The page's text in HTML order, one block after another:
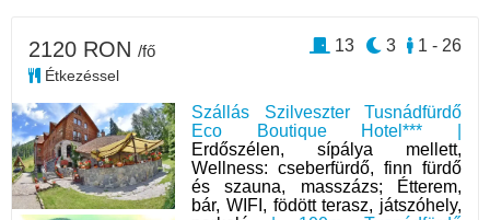
Szállás Szilveszter Tusnádfürdő
Eco Boutique Hotel*** |
Erdőszélen, sípálya mellett,
Wellness: cseberfürdő, finn fürdő
és szauna, masszázs; Étterem,
bár, WIFI, födött terasz, játszóhely,
2120 RON /fő
Étkezéssel
1 - 26
3
13